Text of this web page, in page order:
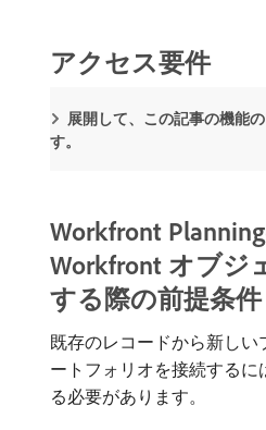
アクセス要件
展開して、この記事の機能
す。
Workfront
Workfront オブジ
する際の前提条件
既存のレコードから新しい
ートフォリオを接続するに
る必要があります。